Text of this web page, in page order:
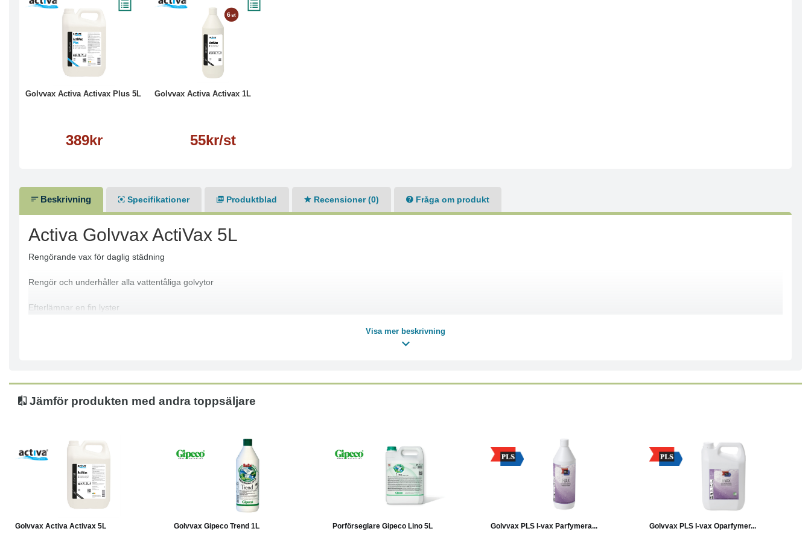
Golvvax Activa Activax Plus 5L
389kr
Köp Läs mer
Golvvax Activa Activax 1L
55kr/st
Läs mer
Beskrivning Specifikationer Produktblad Recensioner (0) Fråga om produkt
Activa Golvvax ActiVax 5L
Rengörande vax för daglig städning
Rengör och underhåller alla vattentåliga golvytor
Efterlämnar en fin lyster
Visa mer beskrivning
Jämför produkten med andra toppsäljare
Golvvax Activa Activax 5L Golvvax Gipeco Trend 1L Porförseglare Gipeco Lino 5L
Läs mer
Golvvax PLS I-vax Parfymera... Golvvax PLS I-vax Oparfymer...